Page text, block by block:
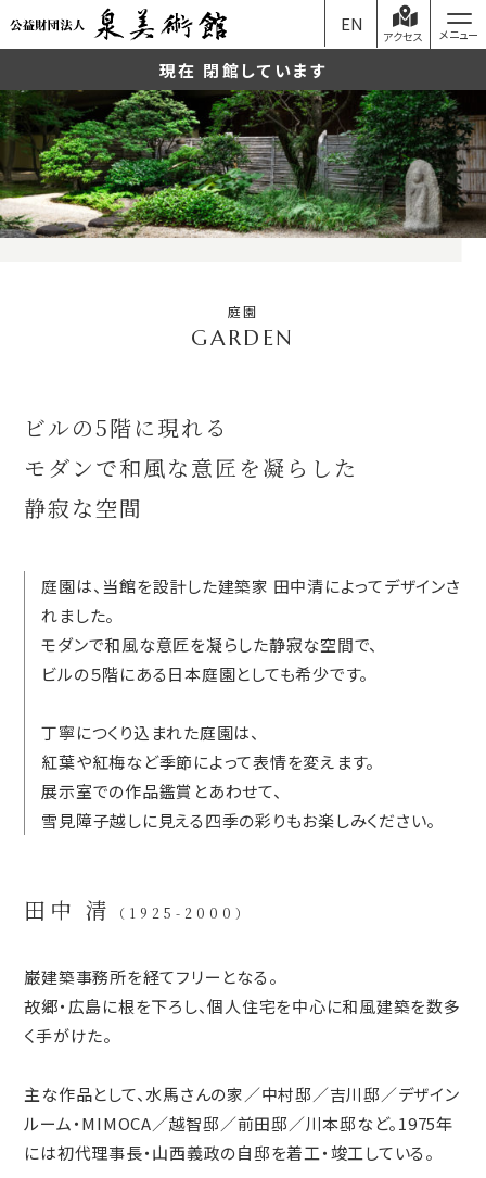
EN
現在 閉館しています
アクセス
庭園
ビルの5階に現れる
モダンで和風な意匠を凝らした
静寂な空間
庭園は、当館を設計した建築家 田中清によってデザインさ
れました。
モダンで和風な意匠を凝らした静寂な空間で、
ビルの５階にある日本庭園としても希少です。
丁寧につくり込まれた庭園は、
紅葉や紅梅など季節によって表情を変えます。
展示室での作品鑑賞とあわせて、
雪見障子越しに見える四季の彩りもお楽しみください。
田中 清 （1925-2000）
巌建築事務所を経てフリーとなる。
故郷・広島に根を下ろし、個人住宅を中心に和風建築を数多
く手がけた。
主な作品として、水馬さんの家／中村邸／吉川邸／デザイン
ルーム・MIMOCA／越智邸／前田邸／川本邸など。1975年
には初代理事長・山西義政の自邸を着工・竣工している。